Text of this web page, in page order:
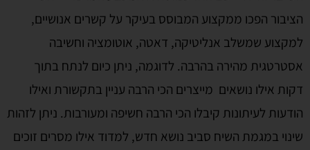
הציבור הפכו ממקצוע המבוסס בעיקר על קשרים אנושיים,
למקצוע שמשלב אנליטיקה, דאטה, אוטומציה וחשיבה
אסטרטגית מהירה בהרבה. לדוגמה, ניתן כיום לנתח בתוך
דקות אילו נושאים מייצרים הכי הרבה עניין בתקשורת ואילו
הודעות לעיתונות קיבלו הכי הרבה חשיפה ומעורבות. ניתן לזהות
שינוי במגמת השיח סביב נושא חדש, למדוד אילו מסרים זוכים